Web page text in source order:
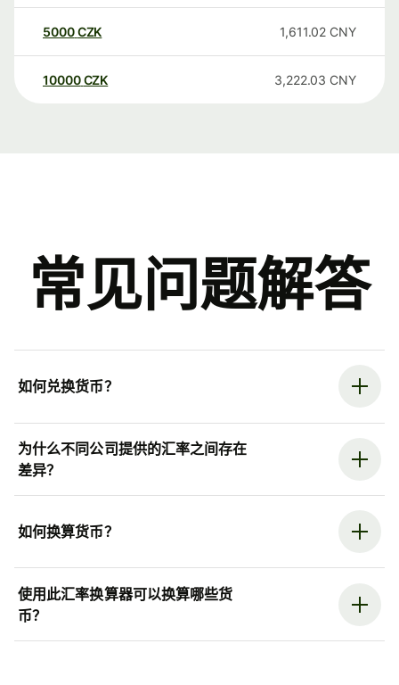
5000CZK 1,611.02 CNY
10000 CZK 3,222.03 CNY
常见问题解答
如何兑换货币？
为什么不同公司提供的汇率之间存在
差异？
如何换算货币？
使用此汇率换算器可以换算哪些货
币？